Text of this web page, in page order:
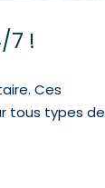
7 !
Ces
tous types de